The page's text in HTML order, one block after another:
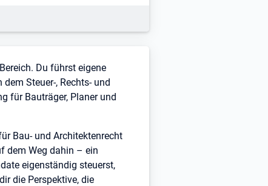
Du führst eigene
Steuer-, Rechts- und
für Bauträger, Planer und
Bau- und Architektenrecht
dem Weg dahin – ein
eigenständig steuerst,
die Perspektive, die